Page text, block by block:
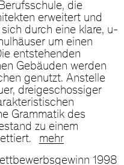
die
erweitert und
durch eine klare, u-
um einen
entstehenden
Gebäuden werden
genutzt. Anstelle
dreigeschossiger
Grammatik des
zu einem
mehr
1998